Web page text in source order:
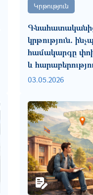
Կրթություն
կրթություն․
համակարգը
և
03.05.2026